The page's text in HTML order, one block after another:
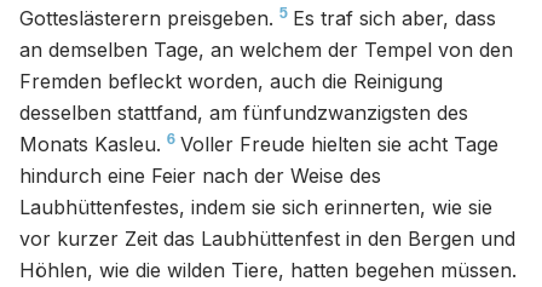
Gotteslästerern preisgeben. 5 Es traf sich aber, dass
an demselben Tage, an welchem der Tempel von den
Fremden befleckt worden, auch die Reinigung
desselben stattfand, am fünfundzwanzigsten des
Monats Kasleu. 6 Voller Freude hielten sie acht Tage
hindurch eine Feier nach der Weise des
Laubhüttenfestes, indem sie sich erinnerten, wie sie
vor kurzer Zeit das Laubhüttenfest in den Bergen und
Höhlen, wie die wilden Tiere, hatten begehen müssen.